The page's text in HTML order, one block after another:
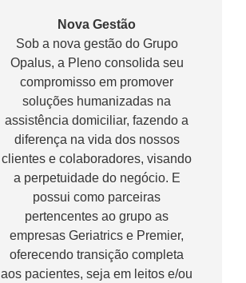
Nova Gestão
Sob a nova gestão do Grupo
Opalus, a Pleno consolida seu
compromisso em promover
soluções humanizadas na
assistência domiciliar, fazendo a
diferença na vida dos nossos
clientes e colaboradores, visando
a perpetuidade do negócio. E
possui como parceiras
pertencentes ao grupo as
empresas Geriatrics e Premier,
oferecendo transição completa
aos pacientes, seja em leitos e/ou